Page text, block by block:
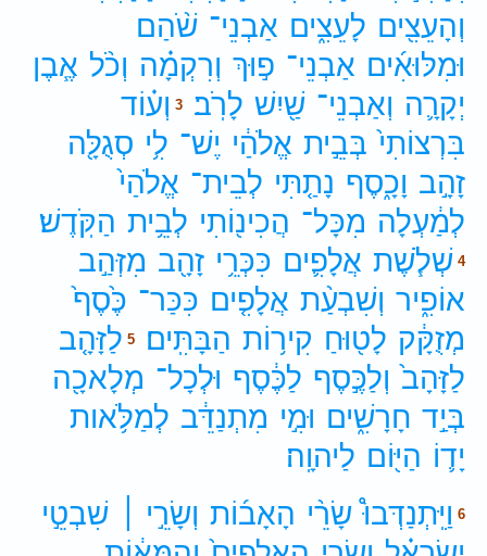
וְהָעֵצִ֖ים לָעֵצִ֑ים אַבְנֵי־ שֹׁ֨הַם
וּמִלּוּאִ֜ים אַבְנֵי־ פ֣וּךְ וְרִקְמָ֗ה וְכֹ֨ל אֶ֧בֶן
יְקָרָ֛ה וְאַבְנֵי־ שַׁ֖יִשׁ לָרֹֽב׃ 3 וְע֗וֹד
בִּרְצוֹתִי֙ בְּבֵ֣ית אֱלֹהַ֔י יֶשׁ־ לִ֥י סְגֻלָּ֖ה
זָהָ֣ב וָכָ֑סֶף נָתַ֤תִּי לְבֵית־ אֱלֹהַי֙
לְמַ֔עְלָה מִכָּל־ הֲכִינ֖וֹתִי לְבֵ֥ית הַקֹּֽדֶשׁ׃
4 שְׁלֹ֧שֶׁת אֲלָפִ֛ים כִּכְּרֵ֥י זָהָ֖ב מִזְּהַ֣ב
אוֹפִ֑יר וְשִׁבְעַ֨ת אֲלָפִ֤ים כִּכַּר־ כֶּ֙סֶף֙
מְזֻקָּ֔ק לָט֖וּחַ קִיר֥וֹת הַבָּתִּֽים׃ 5 לַזָּהָ֤ב
לַזָּהָב֙ וְלַכֶּ֣סֶף לַכֶּ֔סֶף וּלְכָל־ מְלָאכָ֖ה
בְּיַ֣ד חָרָשִׁ֑ים וּמִ֣י מִתְנַדֵּ֔ב לְמַלֹּ֥אות
יָד֛וֹ הַיּ֖וֹם לַיהוָֽה׃
6 וַיִּֽתְנַדְּבוּ֩ שָׂרֵ֨י הָאָב֜וֹת וְשָׂרֵ֣י ׀
שִׁבְטֵ֣י